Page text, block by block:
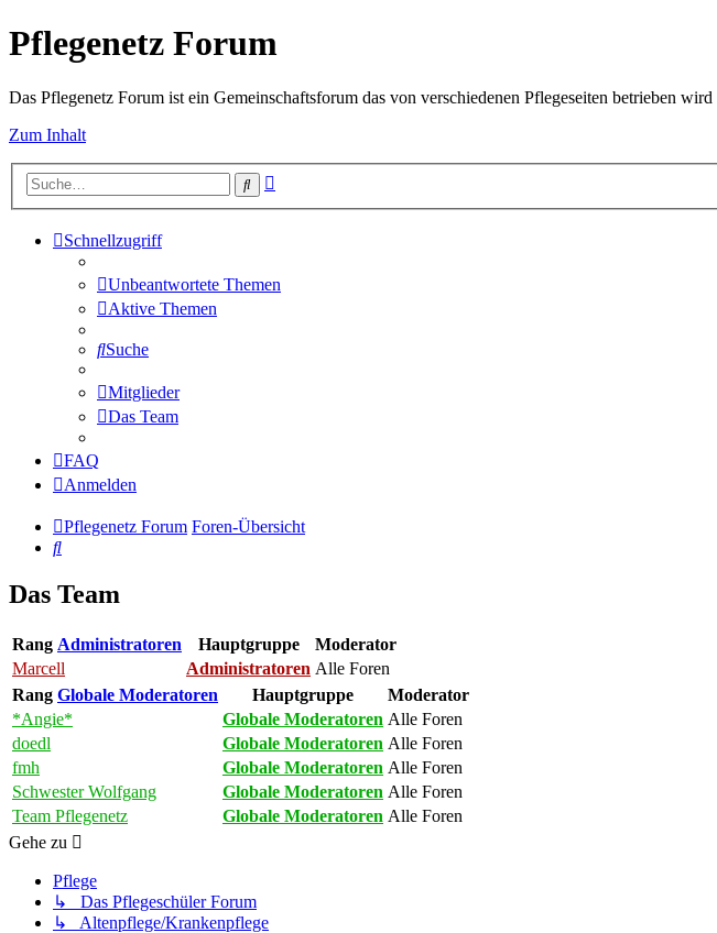
Pflegenetz Forum
Das Pflegenetz Forum ist ein Gemeinschaftsforum das von verschiedenen Pflegeseiten betrieben wird
Zum Inhalt
Suche
Schnellzugriff
Unbeantwortete Themen
Aktive Themen
Suche
Mitglieder
Das Team
FAQ
Anmelden
Pflegenetz Forum Foren-Übersicht
Suche
Das Team
Rang Administratoren Hauptgruppe
Moderator
Marcell
Administratoren Alle Foren
Rang Globale Moderatoren Hauptgruppe
Moderator
*Angie*
Globale Moderatoren Alle Foren
doedl
Globale Moderatoren Alle Foren
fmh
Globale Moderatoren Alle Foren
Schwester Wolfgang
Globale Moderatoren Alle Foren
Team Pflegenetz
Globale Moderatoren Alle Foren
Gehe zu
Pflege
↳ Das Pflegeschüler Forum
↳ Altenpflege/Krankenpflege